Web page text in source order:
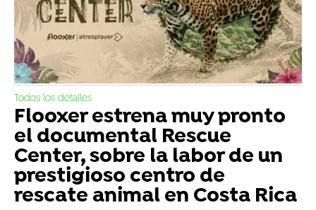
Todos los detalles
Flooxer estrena muy pronto
el documental Rescue
Center, sobre la labor de un
prestigioso centro de
rescate animal en Costa Rica